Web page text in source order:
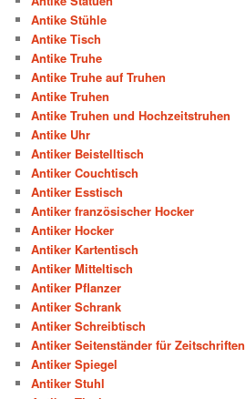
Antike Stühle
Antike Tisch
Antike Truhe
Antike Truhe auf Truhen
Antike Truhen
Antike Truhen und Hochzeitstruhen
Antike Uhr
Antiker Beistelltisch
Antiker Couchtisch
Antiker Esstisch
Antiker französischer Hocker
Antiker Hocker
Antiker Kartentisch
Antiker Mitteltisch
Antiker Pflanzer
Antiker Schrank
Antiker Schreibtisch
Antiker Seitenständer für Zeitschriften
Antiker Spiegel
Antiker Stuhl